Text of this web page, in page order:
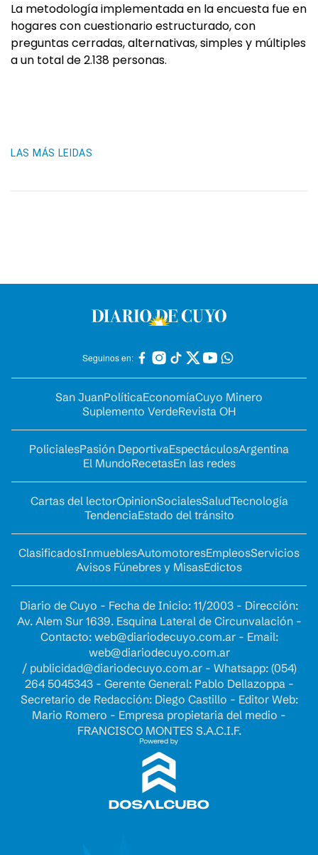
La metodología implementada en la encuesta fue en
hogares con cuestionario estructurado, con
preguntas cerradas, alternativas, simples y múltiples
a un total de 2.138 personas.
LAS MÁS LEIDAS
Seguinos en:
San JuanPolíticaEconomíaCuyo Minero
Suplemento VerdeRevista OH
PolicialesPasión DeportivaEspectáculosArgentina
El MundoRecetasEn las redes
Cartas del lectorOpinionSocialesSaludTecnología
TendenciaEstado del tránsito
ClasificadosInmueblesAutomotoresEmpleosServicios
Avisos Fúnebres y MisasEdictos
Diario de Cuyo - Fecha de Inicio: 11/2003 - Dirección:
Av. Alem Sur 1639. Esquina Lateral de Circunvalación -
Contacto: web@diariodecuyo.com.ar- Email:
web@diariodecuyo.com.ar
/ publicidad@diariodecuyo.com.ar- Whatsapp: (054)
264 5045343 - Gerente General: Pablo Dellazoppa -
Secretario de Redacción: Diego Castillo - Editor Web:
Mario Romero - Empresa propietaria del medio -
FRANCISCO MONTES S.A.C.I.F.